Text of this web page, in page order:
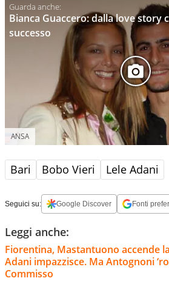
Bianca Guaccero: dalla love story
successo
ANSA
Bari Bobo Vieri Lele Adani
Seguici su: Google Discover Fonti
Leggi anche:
Fiorentina, Mastantuono accende
Adani impazzisce. Ma Antognoni
Commisso